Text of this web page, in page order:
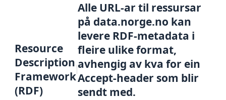
Resource
Description
Framework
(RDF)
Alle URL-ar til ressursar
på data.norge.no kan
levere RDF-metadata i
fleire ulike format,
avhengig av kva for ein
Accept-header som blir
sendt med.